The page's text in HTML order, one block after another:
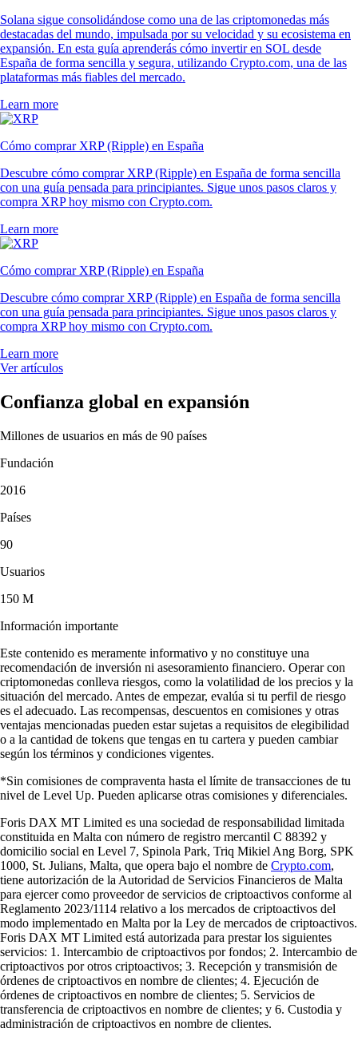
Solana sigue consolidándose como una de las criptomonedas más
destacadas del mundo, impulsada por su velocidad y su ecosistema en
expansión. En esta guía aprenderás cómo invertir en SOL desde
España de forma sencilla y segura, utilizando Crypto.com, una de las
plataformas más fiables del mercado.
Learn more
Cómo comprar XRP (Ripple) en España
Descubre cómo comprar XRP (Ripple) en España de forma sencilla
con una guía pensada para principiantes. Sigue unos pasos claros y
compra XRP hoy mismo con Crypto.com.
Learn more
Cómo comprar XRP (Ripple) en España
Descubre cómo comprar XRP (Ripple) en España de forma sencilla
con una guía pensada para principiantes. Sigue unos pasos claros y
compra XRP hoy mismo con Crypto.com.
Learn more
Ver artículos
Confianza global en expansión
Millones de usuarios en más de 90 países
Fundación
2016
Países
90
Usuarios
150 M
Información importante
Este contenido es meramente informativo y no constituye una
recomendación de inversión ni asesoramiento financiero. Operar con
criptomonedas conlleva riesgos, como la volatilidad de los precios y la
situación del mercado. Antes de empezar, evalúa si tu perfil de riesgo
es el adecuado. Las recompensas, descuentos en comisiones y otras
ventajas mencionadas pueden estar sujetas a requisitos de elegibilidad
o a la cantidad de tokens que tengas en tu cartera y pueden cambiar
según los términos y condiciones vigentes.
*Sin comisiones de compraventa hasta el límite de transacciones de tu
nivel de Level Up. Pueden aplicarse otras comisiones y diferenciales.
Foris DAX MT Limited es una sociedad de responsabilidad limitada
constituida en Malta con número de registro mercantil C 88392 y
domicilio social en Level 7, Spinola Park, Triq Mikiel Ang Borg, SPK
1000, St. Julians, Malta, que opera bajo el nombre de Crypto.com,
tiene autorización de la Autoridad de Servicios Financieros de Malta
para ejercer como proveedor de servicios de criptoactivos conforme al
Reglamento 2023/1114 relativo a los mercados de criptoactivos del
modo implementado en Malta por la Ley de mercados de criptoactivos.
Foris DAX MT Limited está autorizada para prestar los siguientes
servicios: 1. Intercambio de criptoactivos por fondos; 2. Intercambio de
criptoactivos por otros criptoactivos; 3. Recepción y transmisión de
órdenes de criptoactivos en nombre de clientes; 4. Ejecución de
órdenes de criptoactivos en nombre de clientes; 5. Servicios de
transferencia de criptoactivos en nombre de clientes; y 6. Custodia y
administración de criptoactivos en nombre de clientes.